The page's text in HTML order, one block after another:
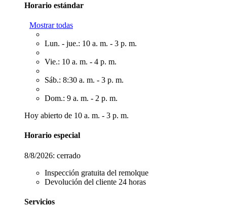
Horario estándar
Mostrar todas
Lun. - jue.: 10 a. m. - 3 p. m.
Vie.: 10 a. m. - 4 p. m.
Sáb.: 8:30 a. m. - 3 p. m.
Dom.: 9 a. m. - 2 p. m.
Hoy abierto de 10 a. m. - 3 p. m.
Horario especial
8/8/2026: cerrado
Inspección gratuita del remolque
Devolución del cliente 24 horas
Servicios